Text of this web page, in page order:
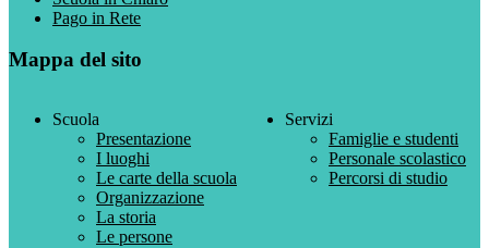
Pago in Rete
Mappa del sito
Scuola
Presentazione
I luoghi
Le carte della scuola
Organizzazione
La storia
Le persone
Servizi
Famiglie e studenti
Personale scolastico
Percorsi di studio